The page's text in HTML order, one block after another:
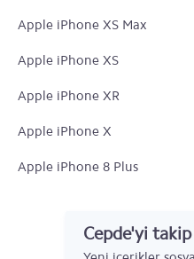
Apple iPhone XS Max
Apple iPhone XS
Apple iPhone XR
Apple iPhone X
Apple iPhone 8 Plus
Apple iPhone 7 Plus
Cepde'yi